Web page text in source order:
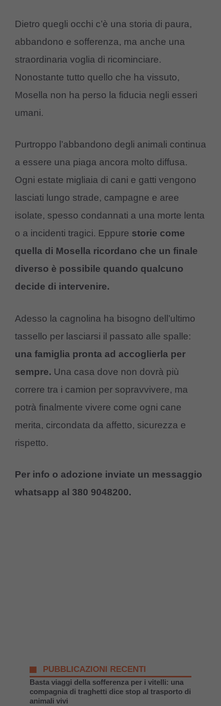
Dietro quegli occhi c’è una storia di paura,
abbandono e sofferenza, ma anche una
straordinaria voglia di ricominciare.
Nonostante tutto quello che ha vissuto,
Mosella non ha perso la fiducia negli esseri
umani.
Purtroppo l’abbandono degli animali continua
a essere una piaga ancora molto diffusa.
Ogni estate migliaia di cani e gatti vengono
lasciati lungo strade, campagne e aree
isolate, spesso condannati a una morte lenta
o a incidenti tragici. Eppure storie come
quella di Mosella ricordano che un finale
diverso è possibile quando qualcuno
decide di intervenire.
Adesso la cagnolina ha bisogno dell’ultimo
tassello per lasciarsi il passato alle spalle:
una famiglia pronta ad accoglierla per
sempre. Una casa dove non dovrà più
correre tra i camion per sopravvivere, ma
potrà finalmente vivere come ogni cane
merita, circondata da affetto, sicurezza e
rispetto.
Per info o adozione inviate un messaggio
whatsapp al 380 9048200.
PUBBLICAZIONI RECENTI
Basta viaggi della sofferenza per i vitelli: una
compagnia di traghetti dice stop al trasporto di
animali vivi